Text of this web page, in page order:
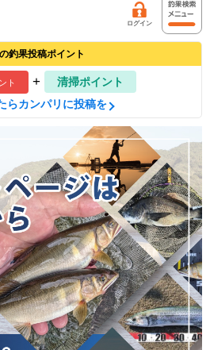
ログイン
釣果投稿ポイント
ト +
清掃ポイント
らカンパリに投稿を